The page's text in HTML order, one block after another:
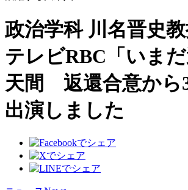
政治学科 川名晋史
テレビRBC「いま
天間 返還合意から
出演しました